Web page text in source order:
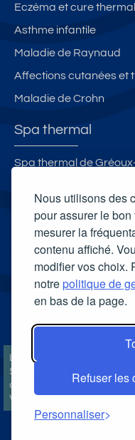
Nous utilisons des
pour assurer le
mesurer la
contenu affiché.
modifier vos choix.
notrepolitique de
en bas de la page.
Refuser les
Personnaliser
Eczéma et cure
Asthme infantile
Maladie de Raynaud
Affections cutanées et
Maladie de Crohn
Spa thermal
Spa thermal de
Spa Les Bains de
Carte cadeau spa
Carte cadeau spa
Carte cadeau spa
Carte cadeau spa
LesCuristes.fr participe et
Spécifications et Politiques
de l'IAB Europe et utilise la
Vous pouvez modifier vos